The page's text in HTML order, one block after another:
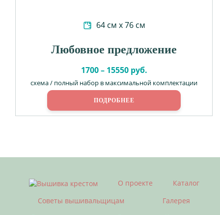
64 см х 76 см
Любовное предложение
1700 – 15550 руб.
схема / полный набор в максимальной комплектации
ПОДРОБНЕЕ
О проекте
Каталог
Советы вышивальщицам
Галерея